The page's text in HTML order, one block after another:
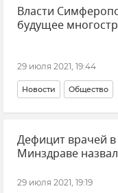
Власти
будущее
29 июля 2021, 19:44
Новости Общество
Дефицит врачей
Минздраве
29 июля 2021, 19:19